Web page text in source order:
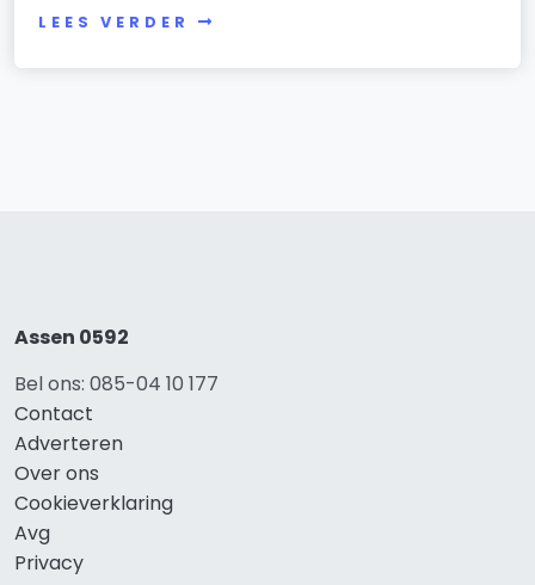
LEES VERDER
Assen 0592
Bel ons: 085-04 10 177
Contact
Adverteren
Over ons
Cookieverklaring
Avg
Privacy